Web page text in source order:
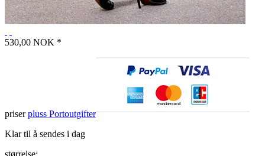
530,00 NOK *
priserpluss Portoutgifter
Klar til å sendes i dag
størrelse: